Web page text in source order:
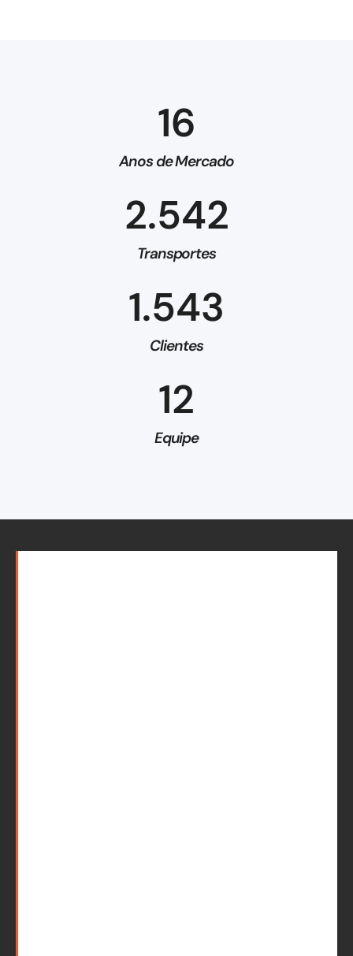
Anos de Mercado
16
Transportes
2.542
Clientes
1.543
Equipe
12